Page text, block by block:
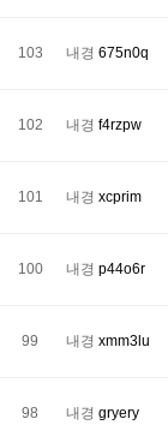
103 내경 675n0q
102 내경 f4rzpw
101 내경 xcprim
100 내경 p44o6r
99 내경 xmm3lu
98 내경 gryery